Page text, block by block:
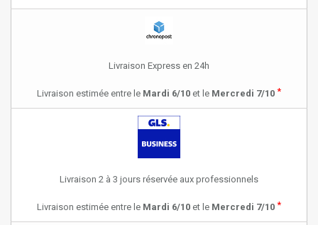
Livraison Express en 24h
Livraison estimée entre le Mardi 6/10 et le Mercredi 7/10 *
Livraison 2 à 3 jours réservée aux professionnels
Livraison estimée entre le Mardi 6/10 et le Mercredi 7/10 *